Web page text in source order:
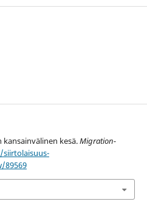
kansainvälinen kesä.Migration-
89569